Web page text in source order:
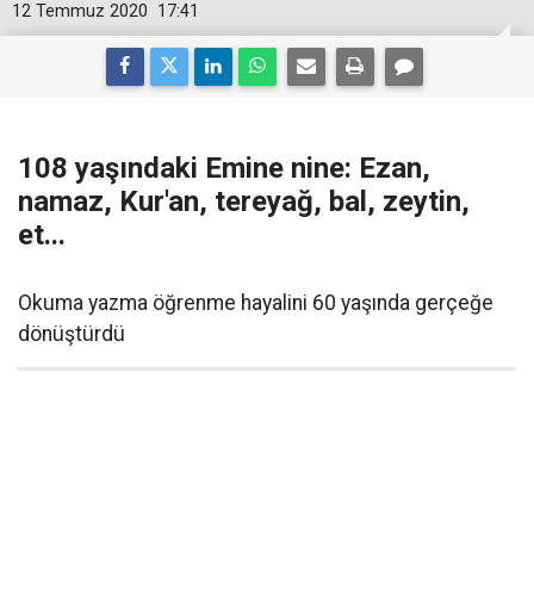
17:41
12 Temmuz 2020
108 yaşındaki Emine nine: Ezan,
namaz, Kur'an, tereyağ, bal, zeytin,
et...
Okuma yazma öğrenme hayalini 60 yaşında gerçeğe
dönüştürdü